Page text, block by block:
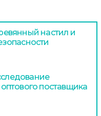
настил и
поставщика